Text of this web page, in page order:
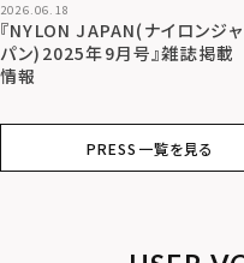
2026.06.18
『NYLON JAPAN(ナイロンジャ
パン)2025年9月号』雑誌掲載
情報
PRESS一覧を見る